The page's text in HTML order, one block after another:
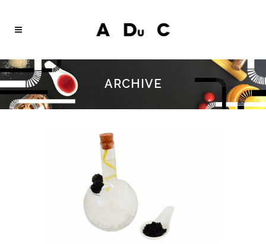
ARCHIVE